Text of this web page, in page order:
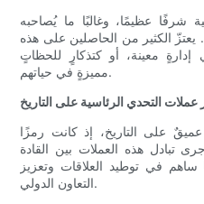
شرفًا عظيمًا، وغالبًا ما يُصاحبه
الكثير من الحاصلين على هذه
إدارةٍ معينة، أو كتذكارٍ للحظاتٍ
مميزةٍ في حياتهم.
عملات التحدي الرئاسية على التاريخ
على التاريخ، إذ كانت رمزًا
تبادل هذه العملات بين القادة
في توطيد العلاقات وتعزيز
التعاون الدولي.